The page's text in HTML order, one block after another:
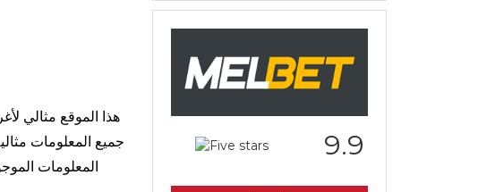
هذا الموقع مثالي
جميع المعلومات
المعلومات
9.9